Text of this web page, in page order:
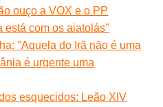
ouço a VOX e o PP
está com os aiatolás"
"Aquela do Irã não é uma
é urgente uma
esquecidos: Leão XIV